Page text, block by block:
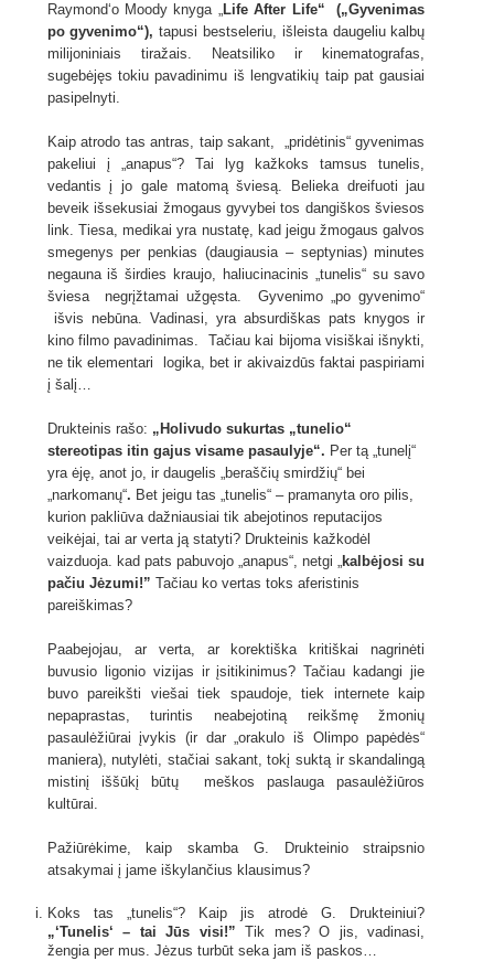
Raymond‘o Moody knyga „Life After Life“ („Gyvenimas
po gyvenimo“),tapusi bestseleriu, išleista daugeliu kalbų
milijoniniais tiražais. Neatsiliko ir kinematografas,
sugebėjęs tokiu pavadinimu iš lengvatikių taip pat gausiai
pasipelnyti.
Kaip atrodo tas antras, taip sakant, „pridėtinis“ gyvenimas
pakeliui į „anapus“? Tai lyg kažkoks tamsus tunelis,
vedantis į jo gale matomą šviesą. Belieka dreifuoti jau
beveik išsekusiai žmogaus gyvybei tos dangiškos šviesos
link. Tiesa, medikai yra nustatę, kad jeigu žmogaus galvos
smegenys per penkias (daugiausia – septynias) minutes
negauna iš širdies kraujo, haliucinacinis „tunelis“ su savo
šviesa negrįžtamai užgęsta. Gyvenimo „po gyvenimo“
išvis nebūna. Vadinasi, yra absurdiškas pats knygos ir
kino filmo pavadinimas. Tačiau kai bijoma visiškai išnykti,
ne tik elementari logika, bet ir akivaizdūs faktai paspiriami
į šalį…
Drukteinis rašo: „Holivudo sukurtas „tunelio“
stereotipas itin gajus visame pasaulyje“. Per tą „tunelį“
yra ėję, anot jo, ir daugelis „beraščių smirdžių“ bei
„narkomanų“. Bet jeigu tas „tunelis“ – pramanyta oro pilis,
kurion pakliūva dažniausiai tik abejotinos reputacijos
veikėjai, tai ar verta ją statyti? Drukteinis kažkodėl
vaizduoja. kad pats pabuvojo „anapus“, netgi „kalbėjosi su
pačiu Jėzumi!” Tačiau ko vertas toks aferistinis
pareiškimas?
Paabejojau, ar verta, ar korektiška kritiškai nagrinėti
buvusio ligonio vizijas ir įsitikinimus? Tačiau kadangi jie
buvo pareikšti viešai tiek spaudoje, tiek internete kaip
nepaprastas, turintis neabejotiną reikšmę žmonių
pasaulėžiūrai įvykis (ir dar „orakulo iš Olimpo papėdės“
maniera), nutylėti, stačiai sakant, tokį suktą ir skandalingą
mistinį iššūkį būtų meškos paslauga pasaulėžiūros
kultūrai.
Pažiūrėkime, kaip skamba G. Drukteinio straipsnio
atsakymai į jame iškylančius klausimus?
Koks tas „tunelis“? Kaip jis atrodė G. Drukteiniui?
„‘Tunelis‘ – tai Jūs visi!”Tik mes? O jis, vadinasi,
žengia per mus. Jėzus turbūt seka jam iš paskos…